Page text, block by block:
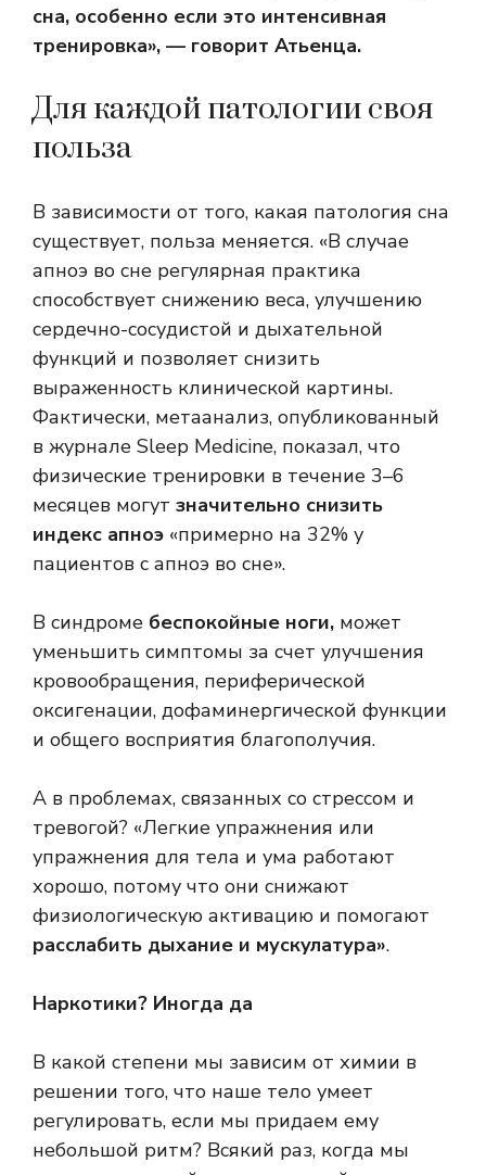
сна, особенно если это интенсивная
тренировка», — говорит Атьенца.
Для каждой патологии своя
польза
В зависимости от того, какая патология сна
существует, польза меняется. «В случае
апноэ во сне регулярная практика
способствует снижению веса, улучшению
сердечно-сосудистой и дыхательной
функций и позволяет снизить
выраженность клинической картины.
Фактически, метаанализ, опубликованный
в журнале Sleep Medicine, показал, что
физические тренировки в течение 3–6
месяцев могут значительно снизить
индекс апноэ «примерно на 32% у
пациентов с апноэ во сне».
В синдроме беспокойные ноги, может
уменьшить симптомы за счет улучшения
кровообращения, периферической
оксигенации, дофаминергической функции
и общего восприятия благополучия.
А в проблемах, связанных со стрессом и
тревогой? «Легкие упражнения или
упражнения для тела и ума работают
хорошо, потому что они снижают
физиологическую активацию и помогают
расслабить дыхание и мускулатура».
Наркотики? Иногда да
В какой степени мы зависим от химии в
решении того, что наше тело умеет
регулировать, если мы придаем ему
небольшой ритм? Всякий раз, когда мы